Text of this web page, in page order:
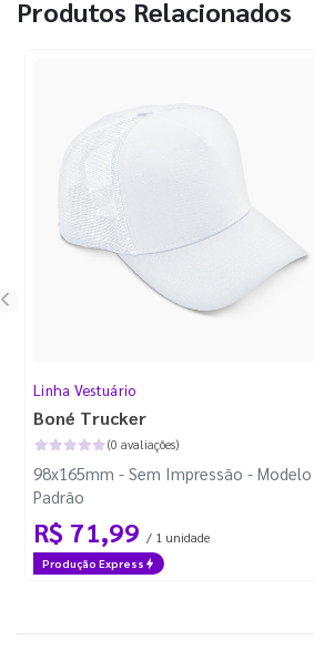
Produtos Relacionados
Linha Vestuário
Boné Trucker
(0 avaliações)
98x165mm - Sem Impressão - Modelo
Padrão
R$ 71,99 / 1 unidade
Produção Express